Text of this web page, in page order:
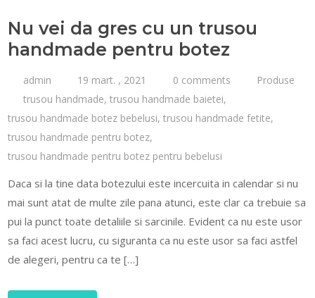
Nu vei da gres cu un trusou
handmade pentru botez
admin 19 mart. , 2021 0 comments
Produse
trusou handmade, trusou handmade baietei,
trusou handmade botez bebelusi,trusou handmade fetite,
trusou handmade pentru botez,
trusou handmade pentru botez pentru bebelusi
Daca si la tine data botezului este incercuita in calendar si nu
mai sunt atat de multe zile pana atunci, este clar ca trebuie sa
pui la punct toate detaliile si sarcinile. Evident ca nu este usor
sa faci acest lucru, cu siguranta ca nu este usor sa faci astfel
de alegeri, pentru ca te […]